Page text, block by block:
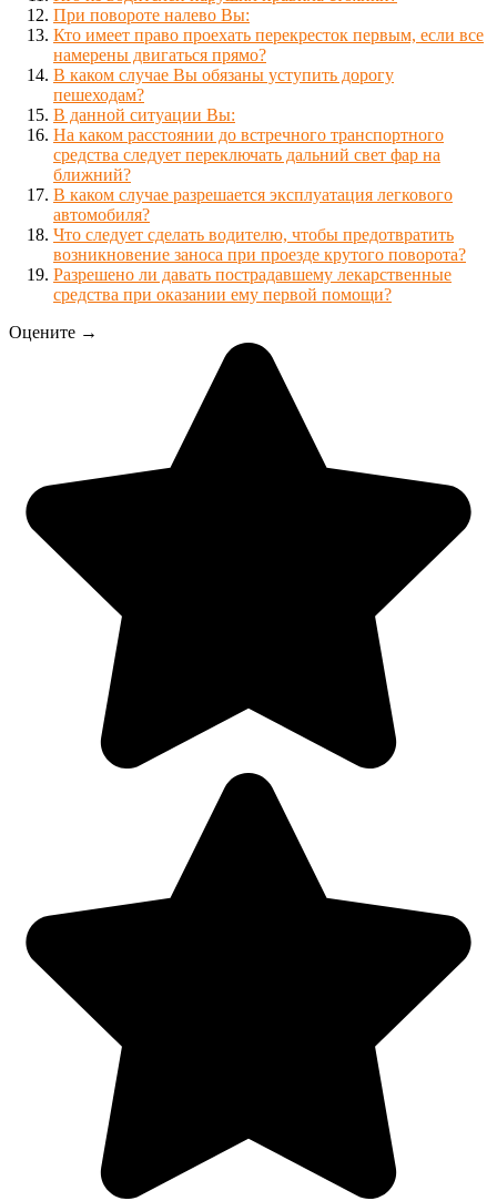
При повороте налево Вы:
Кто имеет право проехать перекресток первым, если все
намерены двигаться прямо?
В каком случае Вы обязаны уступить дорогу
пешеходам?
В данной ситуации Вы:
На каком расстоянии до встречного транспортного
средства следует переключать дальний свет фар на
ближний?
В каком случае разрешается эксплуатация легкового
автомобиля?
Что следует сделать водителю, чтобы предотвратить
возникновение заноса при проезде крутого поворота?
Разрешено ли давать пострадавшему лекарственные
средства при оказании ему первой помощи?
Оцените →